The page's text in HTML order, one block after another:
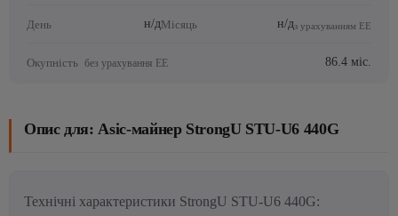
День н/дМісяць н/дз урахуванням ЕЕ
Окупність без урахування ЕЕ 86.4 міс.
Опис для: Asic-майнер StrongU STU-U6 440G
Технічні характеристики StrongU STU-U6 440G: